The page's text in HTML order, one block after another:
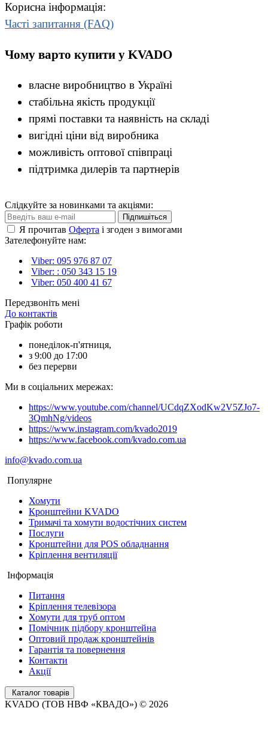
Корисна інформація:
Часті запитання (FAQ)
Чому варто купити у KVADO
власне виробництво в Україні
стабільна якість продукції
прямі поставки та наявність на складі
вигідні ціни від виробника
можливість оптової співпраці
підтримка дилерів та партнерів
Слідкуйте за новинками та акціями:
Підпишіться
Я прочитав Оферта і згоден з вимогами
Зателефонуйте нам:
Viber: 095 976 87 07
Viber: : 050 343 15 19‬
Viber: 050 400 41 67
Передзвоніть мені
До контактів
Графік роботи
понеділок-п'ятниця,
з 9:00 до 17:00
без перерви
Ми в соціальних мережах:
https://www.youtube.com/channel/UCdqZXodKw2V5ZJo7-
3QmhNg/videos
https://www.instagram.com/kvado2019
https://www.facebook.com/kvado.com.ua
info@kvado.com.ua
Популярне
Хомути
Кронштейни KVADO
Тримачі та хомути водостічних систем
Послуги
Кронштейни для POS обладнання
Кріплення вентиляції
Інформація
Питання
Кріплення телевізора
Хомути для труб оптом
Помічник підбору кронштейна
Оптовий продаж кронштейнів
Гарантія та повернення
Контакти
Акції
Каталог товарів
KVADO (ТОВ НВФ «КВАДО») © 2026